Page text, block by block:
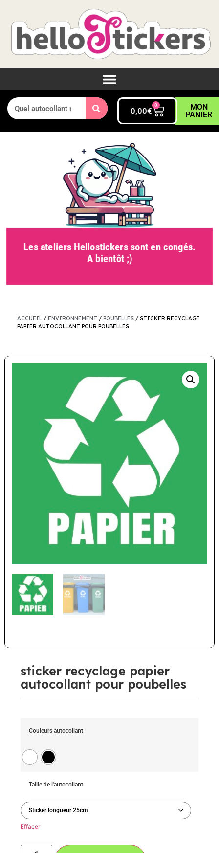
0,00€
0
MON
PANIER
Les ateliers Hellostickers sont en congés.
A bientôt ;)
ACCUEIL/ ENVIRONNEMENT / POUBELLES/ STICKER RECYCLAGE
PAPIER AUTOCOLLANT POUR POUBELLES
sticker recyclage papier
autocollant pour poubelles
Couleurs autocollant
Taille de l'autocollant
Effacer